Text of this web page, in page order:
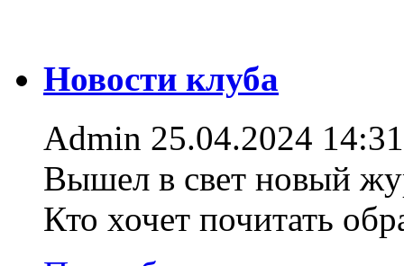
Новости клуба
Admin 25.04.2024 14:31
Вышел в свет новый
Кто хочет почитать